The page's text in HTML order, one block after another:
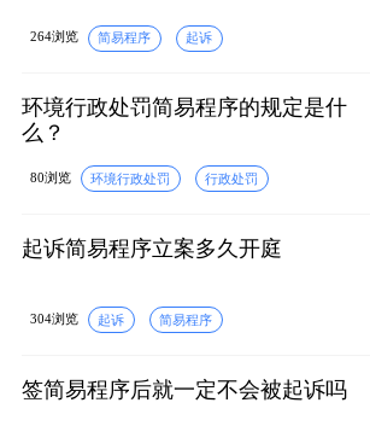
264浏览 简易程序 起诉
环境行政处罚简易程序的规定是什
么？
80浏览 环境行政处罚 行政处罚
起诉简易程序立案多久开庭
304浏览 起诉 简易程序
签简易程序后就一定不会被起诉吗